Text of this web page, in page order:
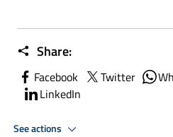
Share:
Facebook Twitter
LinkedIn
See actions